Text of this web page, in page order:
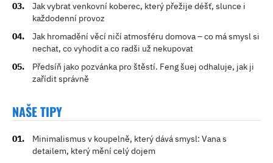
Jak vybrat venkovní koberec, který přežije déšť, slunce i
každodenní provoz
Jak hromadění věcí ničí atmosféru domova – co má smysl si
nechat, co vyhodit a co radši už nekupovat
Předsíň jako pozvánka pro štěstí. Feng šuej odhaluje, jak ji
zařídit správně
NAŠE TIPY
Minimalismus v koupelně, který dává smysl: Vana s
detailem, který mění celý dojem